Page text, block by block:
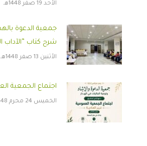
الأحد 19 صفر 1448هـ
جمعية الدعوة
شرح كتاب ”الآداب
الأثنين 13 صفر 1448هـ
اجتماع الجمعية
الخميس 24 محرم 1448هـ